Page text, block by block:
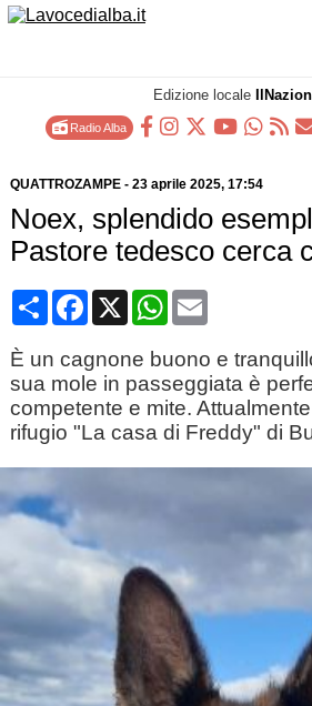
Edizione locale
Radio Alba
QUATTROZAMPE- 23 aprile 2025, 17:54
Noex, splendido
Pastore tedesco cerca
CondividiFacebook
X WhatsApp
Email
È un cagnone buono e
sua mole in passeggiata è
competente e mite.
rifugio "La casa di Freddy" di